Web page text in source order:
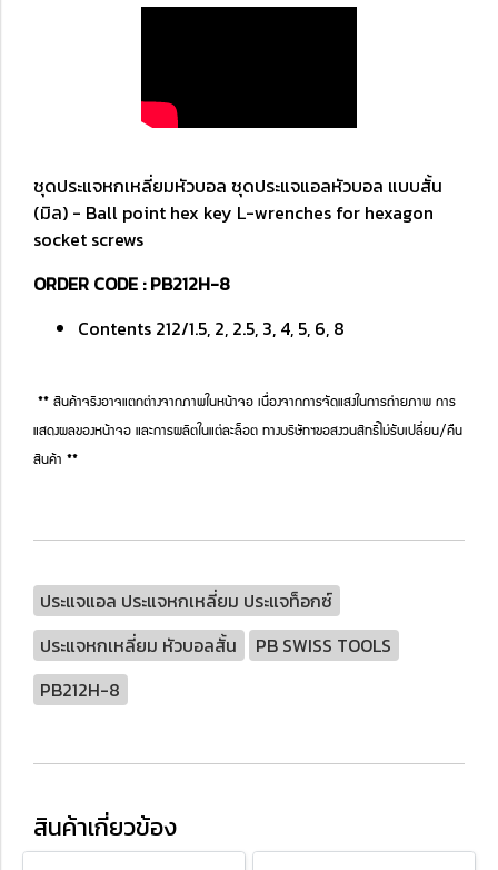
ชุดประแจหกเหลี่ยมหัวบอล ชุดประแจแอลหัวบอล แบบสั้น
(มิล) - Ball point hex key L-wrenches for hexagon
socket screws
ORDER CODE : PB212H-8
Contents 212/1.5, 2, 2.5, 3, 4, 5, 6, 8
** สินค้าจริงอาจแตกต่างจากภาพในหน้าจอ เนื่องจากการจัดแสงในการถ่ายภาพ การ
แสดงผลของหน้าจอ และการผลิตในแต่ละล็อต ทางบริษัทฯขอสงวนสิทธิ์ไม่รับเปลี่ยน/คืน
สินค้า **
ประแจแอล ประแจหกเหลี่ยม ประแจท็อกซ์
ประแจหกเหลี่ยม หัวบอลสั้น
PB SWISS TOOLS
PB212H-8
สินค้าเกี่ยวข้อง